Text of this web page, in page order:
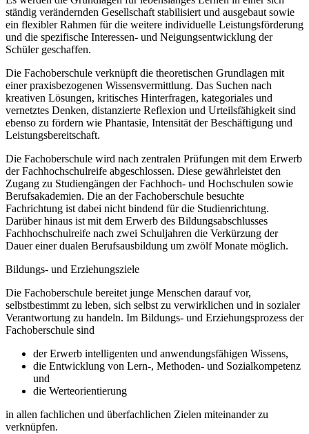
ständig verändernden Gesellschaft stabilisiert und ausgebaut sowie
ein flexibler Rahmen für die weitere individuelle Leistungsförderung
und die spezifische Interessen- und Neigungsentwicklung der
Schüler geschaffen.
Die Fachoberschule verknüpft die theoretischen Grundlagen mit
einer praxisbezogenen Wissensvermittlung. Das Suchen nach
kreativen Lösungen, kritisches Hinterfragen, kategoriales und
vernetztes Denken, distanzierte Reflexion und Urteilsfähigkeit sind
ebenso zu fördern wie Phantasie, Intensität der Beschäftigung und
Leistungsbereitschaft.
Die Fachoberschule wird nach zentralen Prüfungen mit dem Erwerb
der Fachhochschulreife abgeschlossen. Diese gewährleistet den
Zugang zu Studiengängen der Fachhoch- und Hochschulen sowie
Berufsakademien. Die an der Fachoberschule besuchte
Fachrichtung ist dabei nicht bindend für die Studienrichtung.
Darüber hinaus ist mit dem Erwerb des Bildungsabschlusses
Fachhochschulreife nach zwei Schuljahren die Verkürzung der
Dauer einer dualen Berufsausbildung um zwölf Monate möglich.
Bildungs- und Erziehungsziele
Die Fachoberschule bereitet junge Menschen darauf vor,
selbstbestimmt zu leben, sich selbst zu verwirklichen und in sozialer
Verantwortung zu handeln. Im Bildungs- und Erziehungsprozess der
Fachoberschule sind
der Erwerb intelligenten und anwendungsfähigen Wissens,
die Entwicklung von Lern-, Methoden- und Sozialkompetenz
und
die Werteorientierung
in allen fachlichen und überfachlichen Zielen miteinander zu
verknüpfen.